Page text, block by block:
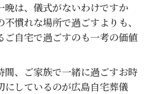
晩は、儀式がないわけですか
慣れな場所で過ごすよりも、
ご自宅で過ごすのも一考の価値
間、ご家族で一緒に過ごすお時
にしているのが広島自宅葬儀